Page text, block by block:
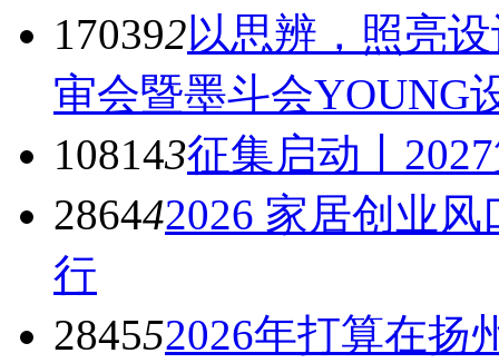
170392以思辨，照亮
审会暨墨斗会YOUNG
108143征集启动丨
286442026 家居创业
行
284552026年打算在扬